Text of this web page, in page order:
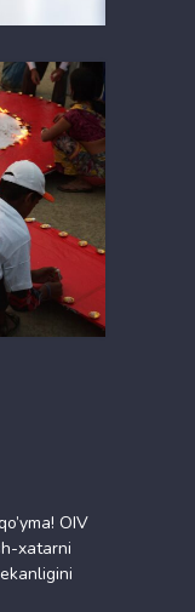
OIV
xatarni